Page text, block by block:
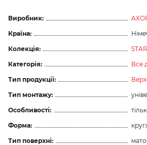
Виробник:
Країна:
Колекція:
Категорія:
Все
Тип продукції:
Тип монтажу:
Особливості:
Форма:
Тип поверхні: